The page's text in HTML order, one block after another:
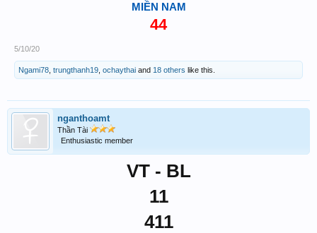
MIỀN NAM
44
5/10/20
Ngami78 trungthanh19 ochaythai and 18 others like this.
nganthoamt
Thần Tài
Enthusiastic member
VT - BL
11
411